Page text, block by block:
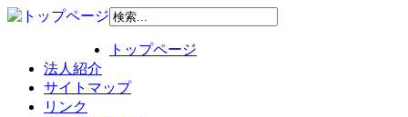
トップページ
法人紹介
サイトマップ
リンク